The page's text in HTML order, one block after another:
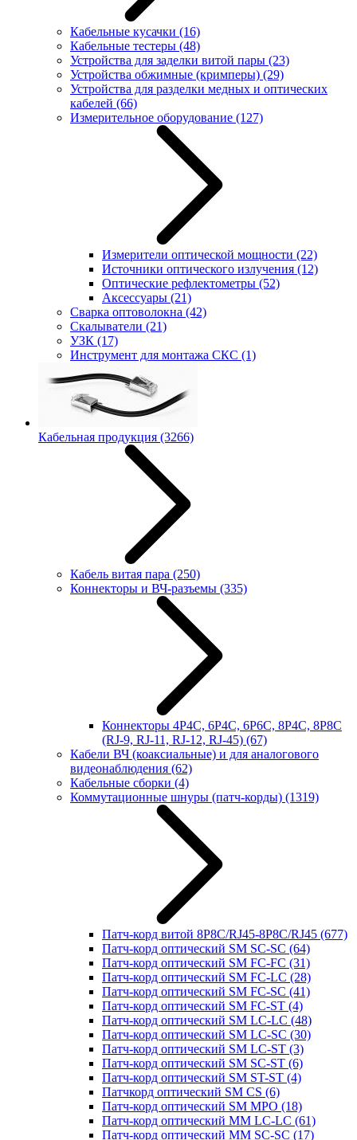
Кабельные кусачки (16)
Кабельные тестеры (48)
Устройства для заделки витой пары (23)
Устройства обжимные (кримперы) (29)
Устройства для разделки медных и оптических
кабелей (66)
Измерительное оборудование (127)
Измерители оптической мощности (22)
Источники оптического излучения (12)
Оптические рефлектометры (52)
Аксессуары (21)
Сварка оптоволокна (42)
Скалыватели (21)
УЗК (17)
Инструмент для монтажа СКС (1)
Кабельная продукция (3266)
Кабель витая пара (250)
Коннекторы и ВЧ-разъемы (335)
Коннекторы 4P4C, 6P4C, 6P6C, 8P4C, 8P8C
(RJ-9, RJ-11, RJ-12, RJ-45) (67)
Кабели ВЧ (коаксиальные) и для аналогового
видеонаблюдения (62)
Кабельные сборки (4)
Коммутационные шнуры (патч-корды) (1319)
Патч-корд витой 8P8C/RJ45-8P8C/RJ45 (677)
Патч-корд оптический SM SC-SC (64)
Патч-корд оптический SM FC-FC (31)
Патч-корд оптический SM FC-LC (28)
Патч-корд оптический SM FC-SC (41)
Патч-корд оптический SM FC-ST (4)
Патч-корд оптический SM LC-LC (48)
Патч-корд оптический SM LC-SC (30)
Патч-корд оптический SM LC-ST (3)
Патч-корд оптический SM SC-ST (6)
Патч-корд оптический SM ST-ST (4)
Патчкорд оптический SM CS (6)
Патч-корд оптический SM MPO (18)
Патч-корд оптический MM LC-LC (61)
Патч-корд оптический MM SC-SC (17)